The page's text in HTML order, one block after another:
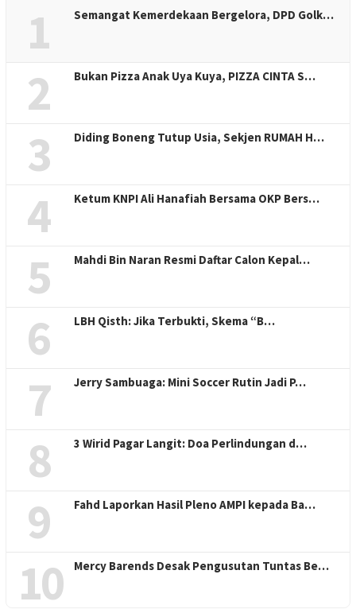
1 Semangat Kemerdekaan Bergelora, DPD Golk…
2 Bukan Pizza Anak Uya Kuya, PIZZA CINTA S…
3 Diding Boneng Tutup Usia, Sekjen RUMAH H…
4 Ketum KNPI Ali Hanafiah Bersama OKP Bers…
5 Mahdi Bin Naran Resmi Daftar Calon Kepal…
6 LBH Qisth: Jika Terbukti, Skema “B…
7 Jerry Sambuaga: Mini Soccer Rutin Jadi P…
8 3 Wirid Pagar Langit: Doa Perlindungan d…
9 Fahd Laporkan Hasil Pleno AMPI kepada Ba…
10 Mercy Barends Desak Pengusutan Tuntas Be…